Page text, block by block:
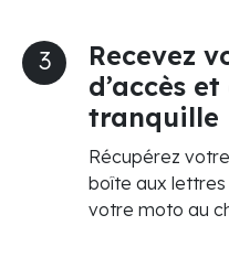
3
Recevez
d’accès
tranquille
Récupérez
boîte aux
votre moto au